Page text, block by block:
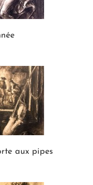
aux pipes